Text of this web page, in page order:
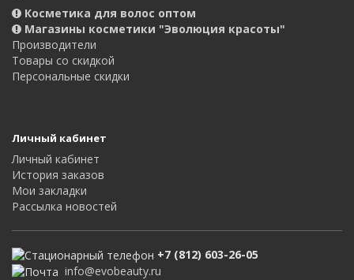
Косметика для волос оптом
Магазины косметики "Эволюция красоты"
Производители
Товары со скидкой
Персональные скидки
Личный кабинет
Личный кабинет
История заказов
Мои закладки
Рассылка новостей
+7 (812) 603-26-05
info@evobeauty.ru